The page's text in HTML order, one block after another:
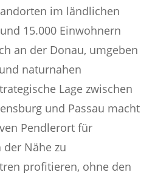
im ländlichen
15.000 Einwohnern
an der Donau, umgeben
naturnahen
Lage zwischen
und Passau macht
Pendlerort für
Nähe zu
profitieren, ohne den